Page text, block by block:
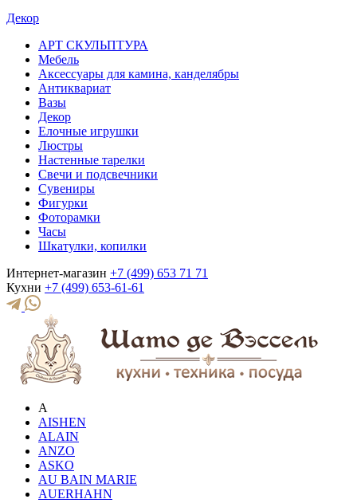
Декор
АРТ СКУЛЬПТУРА
Мебель
Аксессуары для камина, канделябры
Антиквариат
Вазы
Декор
Елочные игрушки
Люстры
Настенные тарелки
Свечи и подсвечники
Сувениры
Фигурки
Фоторамки
Часы
Шкатулки, копилки
Интернет-магазин +7 (499) 653 71 71
Кухни +7 (499) 653-61-61
A
AISHEN
ALAIN
ANZO
ASKO
AU BAIN MARIE
AUERHAHN